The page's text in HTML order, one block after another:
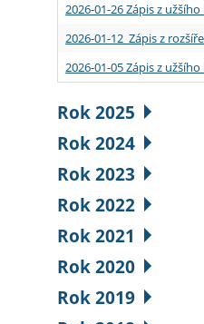
2026-01-26 Zápis z
2026-01-12 Zápis z
2026-01-05 Zápis z
Rok 2025
Rok 2024
Rok 2023
Rok 2022
Rok 2021
Rok 2020
Rok 2019